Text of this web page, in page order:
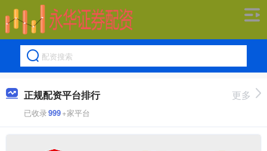
正规配资平台排行
已收录999+家平台
更多